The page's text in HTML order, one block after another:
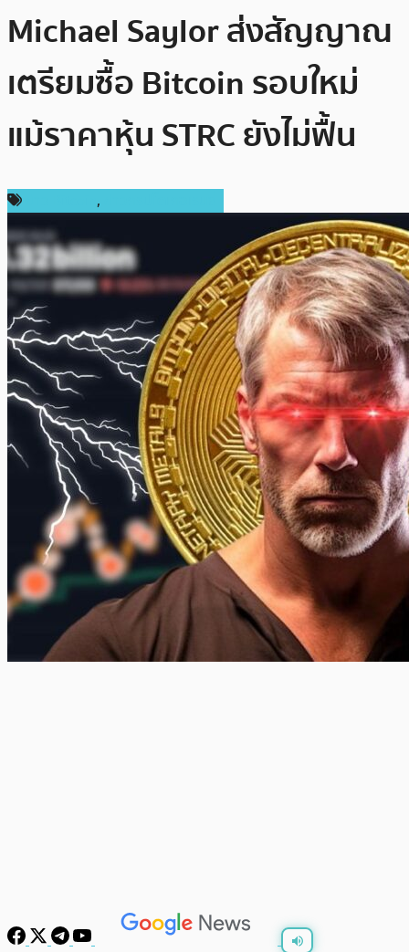
Michael Saylor ส่งสัญญาณ
เตรียมซื้อ Bitcoin รอบใหม่
แม้ราคาหุ้น STRC ยังไม่ฟื้น
,